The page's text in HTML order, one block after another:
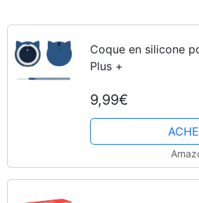
Coque en silicone
Plus +
9,99€